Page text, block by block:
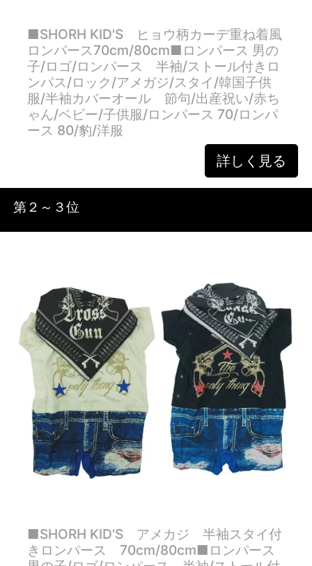
■SHORH KID'S ヒョウ柄カーデ重ね着風
ロンパース70cm/80cm■ロンパース 男の
子/ロゴ/ロンパース 半袖/ストール付きロ
ンパス/ロック/アメガジ/スタイ/韓国子供
服/半袖カバーオール 節句/出産祝い/赤ち
ゃん/ベビー/子供服/ロンパース 70/ロンパ
ース 80/豹/洋服
詳しく見る
第２～３位
■SHORH KID'S アメカジ 半袖スタイ付
きロンパース 70cm/80cm■ロンパース